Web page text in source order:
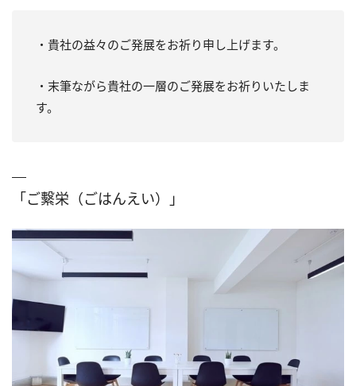
・貴社の益々のご発展をお祈り申し上げます。
・末筆ながら貴社の一層のご発展をお祈りいたしま
す。
「ご繫栄（ごはんえい）」